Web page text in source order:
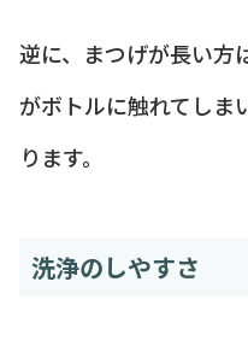
逆に、まつげが長い方
がボトルに触れてしま
ります。
洗浄のしやすさ